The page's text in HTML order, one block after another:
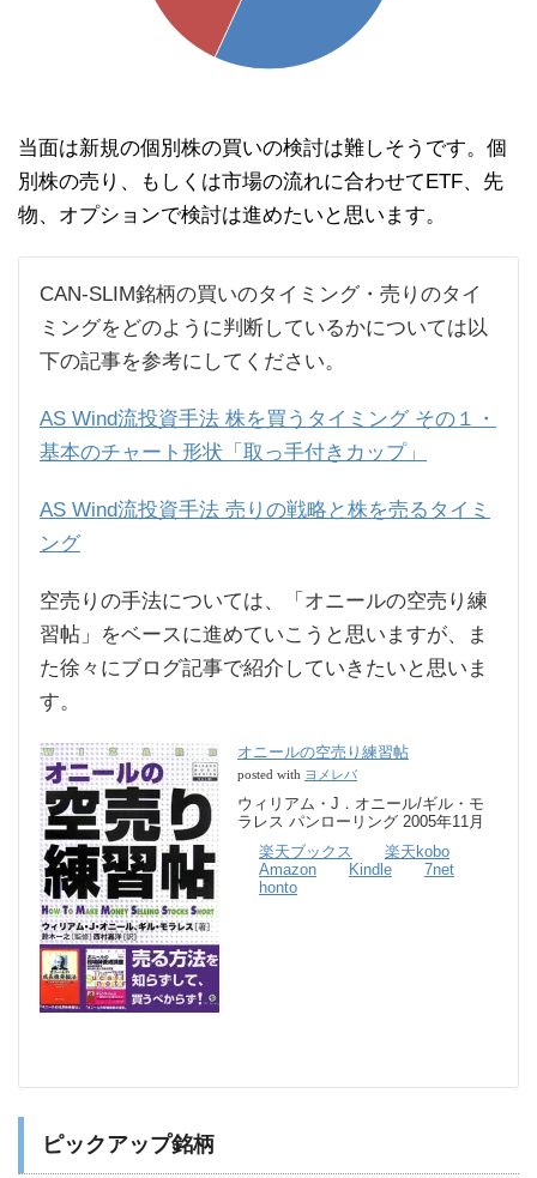
当面は新規の個別株の買いの検討は難しそうです。個
別株の売り、もしくは市場の流れに合わせてETF、先
物、オプションで検討は進めたいと思います。
CAN-SLIM銘柄の買いのタイミング・売りのタイ
ミングをどのように判断しているかについては以
下の記事を参考にしてください。
AS Wind流投資手法 株を買うタイミング その１・
基本のチャート形状「取っ手付きカップ」
AS Wind流投資手法 売りの戦略と株を売るタイミ
ング
空売りの手法については、「オニールの空売り練
習帖」をベースに進めていこうと思いますが、ま
た徐々にブログ記事で紹介していきたいと思いま
す。
オニールの空売り練習帖
posted with ヨメレバ
ウィリアム・J．オニール/ギル・モ
ラレス パンローリング 2005年11月
楽天ブックス
楽天kobo
Amazon
Kindle
7net
honto
ピックアップ銘柄